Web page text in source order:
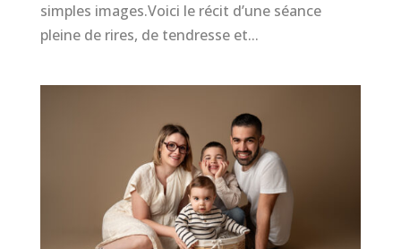
simples images.Voici le récit d’une séance
pleine de rires, de tendresse et...